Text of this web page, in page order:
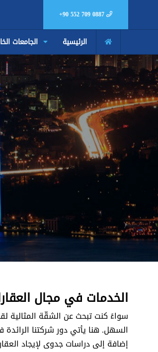
+90 552 709 0887
الرئيسية
الخدمات في مجال
سواءً كنت تبحث عن الشقّة المثالية
السهل. هنا يأتي دور شركتنا الرائدة
إضافة إلى دراسات جدوى لإيجاد